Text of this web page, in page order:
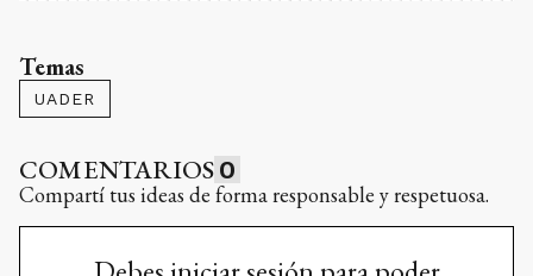
Temas
UADER
COMENTARIOS 0
Compartí tus ideas de forma responsable y respetuosa.